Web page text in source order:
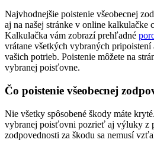
Najvhodnejšie poistenie všeobecnej
aj na našej stránke v online kalkulačke
Kalkulačka vám zobrazí prehľadné
vrátane všetkých vybraných
vašich potrieb. Poistenie môžete na
vybranej poisťovne.
Čo poistenie všeobecnej
Nie všetky spôsobené škody máte
vybranej poisťovni pozrieť aj výluky z
zodpovednosti za škodu sa nemusí